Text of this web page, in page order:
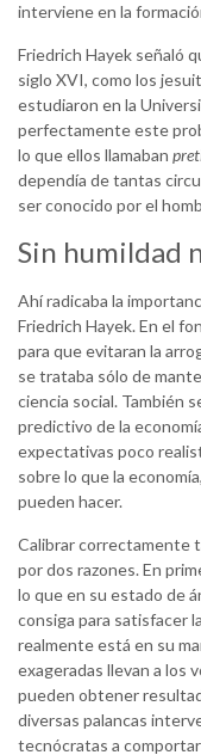
interviene en la
Friedrich Hayek señaló
siglo XVI, como los
estudiaron en la
perfectamente este
lo que ellos llamaban
dependía de tantas
ser conocido por el
Sin humildad
Ahí radicaba la
Friedrich Hayek. En el
para que evitaran la
se trataba sólo de
ciencia social. También
predictivo de la
expectativas poco
sobre lo que la
pueden hacer.
Calibrar correctamente
por dos razones. En
lo que en su estado de
consiga para satisfacer
realmente está en su
exageradas llevan a los
pueden obtener
diversas palancas
tecnócratas a